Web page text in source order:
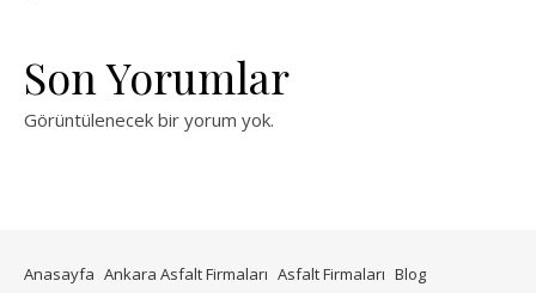
Son Yorumlar
Görüntülenecek bir yorum yok.
Anasayfa Ankara Asfalt Firmaları Asfalt Firmaları Blog